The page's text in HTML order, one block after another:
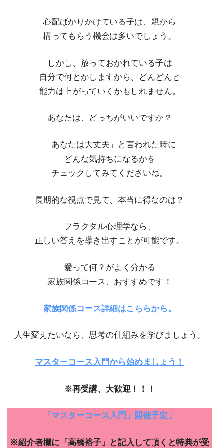
心配ばかりかけている子は、親から
構ってもらう機会は多いでしょう。
しかし、放っておかれている子は
自分で何とかしますから、どんどんと
能力は上がっていくかもしれません。
あなたは、どっちがいいですか？
「あなたは大丈夫」と言われた時に
どんな気持ちになるかを
チェックしてみてくださいね。
長期的な視点で見て、本当に得なのは？
フラクタル心理学なら、
正しい答えを導き出すことが可能です。
愛って何？がよく分かる
家族関係コース、おすすめです！
家族関係コース詳細はこちらから。
人生変えたいなら、思考の仕組みを学びましょう。
マスターコース入門から始めましょう！
※再受講、大歓迎！！！
「マスターコース入門」開催予定」
※紹介者欄に「高橋裕子」と記入して頂くと特典が受